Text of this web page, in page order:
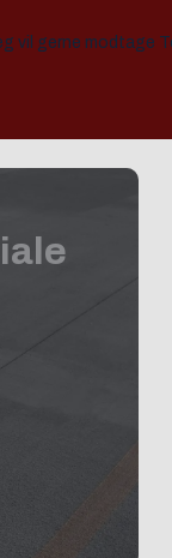
vil gerne modtage